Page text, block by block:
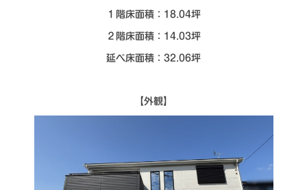
１階床面積：18.04坪
２階床面積：14.03坪
延べ床面積：32.06坪
【外観】